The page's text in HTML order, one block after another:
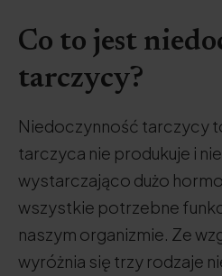
Co to jest
tarczycy?
Niedoczynność tarczycy
tarczyca nie produkuje i
wystarczająco dużo
wszystkie potrzebne
naszym organizmie. Ze
wyróżnia się trzy rodzaje